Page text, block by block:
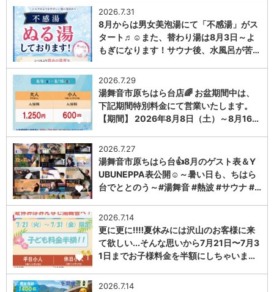
1
2026.7.31
8月からは男女美泡湯にて「不感湯」がス
タート♬☺また、替わり湯は8月3日～よ
もぎになります！サウナ後、水風呂が苦…
1
2026.7.29
湯舞音市原ちはら台店🌈 お盆期間中は、
下記期間特別料金にて営業いたします。
【期間】 2026年8月8日（土）～8月16…
1
2026.7.27
湯舞音市原ちはら台👍8月のゲスト表＆Y
UBUNEPPA表公開☺～暑い日も、ちはら
台でととのう～#湯舞音 #熱波 #サウナ #…
1
2026.7.14
更に更に‼️‼️夏休みには沢山のお客様に来
て欲しい...そんな思いから7月21日〜7月3
1日までお子様料金を半額にしちゃいま…
2026.7.14